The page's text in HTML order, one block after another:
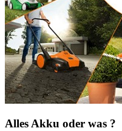
Alles Akku oder was ?